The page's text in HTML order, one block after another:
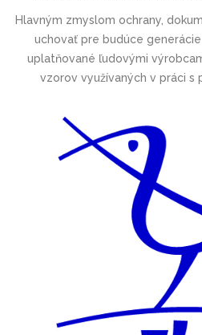
Hlavným zmyslom ochrany,
uchovať pre budúce
uplatňované ľudovými
vzorov využívaných v práci s